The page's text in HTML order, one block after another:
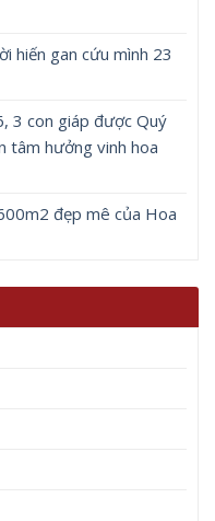
hiến gan cứu mình 23
3 con giáp được Quý
tâm hưởng vinh hoa
đẹp mê của Hoa